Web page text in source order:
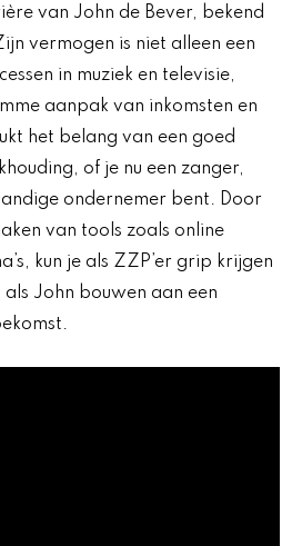
van John de Bever, bekend
vermogen is niet alleen een
in muziek en televisie,
aanpak van inkomsten en
het belang van een goed
of je nu een zanger,
ondernemer bent. Door
van tools zoals online
kun je als ZZP’er grip krijgen
als John bouwen aan een